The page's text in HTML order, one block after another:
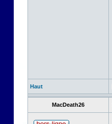
Haut
MacDeath26